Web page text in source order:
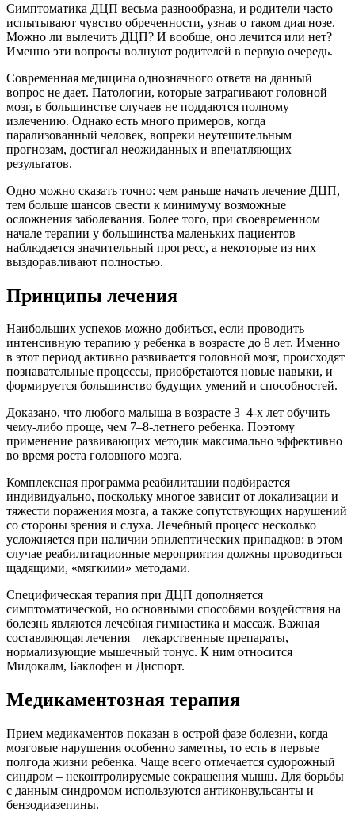
Симптоматика ДЦП весьма разнообразна, и родители часто
испытывают чувство обреченности, узнав о таком диагнозе.
Можно ли вылечить ДЦП? И вообще, оно лечится или нет?
Именно эти вопросы волнуют родителей в первую очередь.
Современная медицина однозначного ответа на данный
вопрос не дает. Патологии, которые затрагивают головной
мозг, в большинстве случаев не поддаются полному
излечению. Однако есть много примеров, когда
парализованный человек, вопреки неутешительным
прогнозам, достигал неожиданных и впечатляющих
результатов.
Одно можно сказать точно: чем раньше начать лечение ДЦП,
тем больше шансов свести к минимуму возможные
осложнения заболевания. Более того, при своевременном
начале терапии у большинства маленьких пациентов
наблюдается значительный прогресс, а некоторые из них
выздоравливают полностью.
Принципы лечения
Наибольших успехов можно добиться, если проводить
интенсивную терапию у ребенка в возрасте до 8 лет. Именно
в этот период активно развивается головной мозг, происходят
познавательные процессы, приобретаются новые навыки, и
формируется большинство будущих умений и способностей.
Доказано, что любого малыша в возрасте 3–4-х лет обучить
чему-либо проще, чем 7–8-летнего ребенка. Поэтому
применение развивающих методик максимально эффективно
во время роста головного мозга.
Комплексная программа реабилитации подбирается
индивидуально, поскольку многое зависит от локализации и
тяжести поражения мозга, а также сопутствующих нарушений
со стороны зрения и слуха. Лечебный процесс несколько
усложняется при наличии эпилептических припадков: в этом
случае реабилитационные мероприятия должны проводиться
щадящими, «мягкими» методами.
Специфическая терапия при ДЦП дополняется
симптоматической, но основными способами воздействия на
болезнь являются лечебная гимнастика и массаж. Важная
составляющая лечения – лекарственные препараты,
нормализующие мышечный тонус. К ним относится
Мидокалм, Баклофен и Диспорт.
Медикаментозная терапия
Прием медикаментов показан в острой фазе болезни, когда
мозговые нарушения особенно заметны, то есть в первые
полгода жизни ребенка. Чаще всего отмечается судорожный
синдром – неконтролируемые сокращения мышц. Для борьбы
с данным синдромом используются антиконвульсанты и
бензодиазепины.